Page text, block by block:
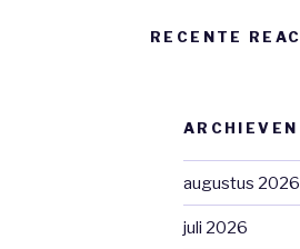
RECENTE
ARCHIEVEN
augustus 2026
juli 2026